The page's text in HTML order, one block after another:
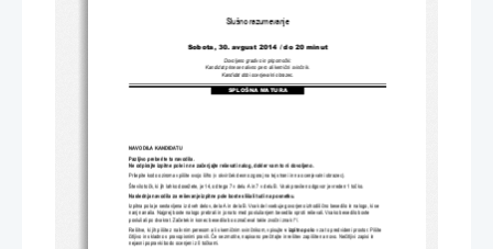
Slušno razumevanje
Dovoljeno gradivo in pripomočki:
Kandidat prinese nalivno pero ali kemični svinčnik.
Kandidat dobi ocenjevalni obrazec.
Sobota, 30. avgust 2014 / do 20 minut
SPLOŠNA MATURA
NAVODILA KANDIDATU
Pazljivo preberite ta navodila.
Ne odpirajte izpitne pole in ne začenjajte reševati nalog, dokler vam to ni dovoljeno.
Prilepite kodo oziroma vpišite svojo šifro (v okvirček desno zgoraj na tej strani in na ocenjevalni obrazec).
Število točk, ki jih lahko dosežete, je 14, od tega 7 v delu A in 7 v delu B. Vsak pravilen odgovor je vreden 1 točko.
Naslednja navodila za reševanje izpitne pole boste slišali tudi na posnetku.
Izpitna pola je sestavljena iz dveh delov, dela A in dela B. Vsak del vsebuje govorjeno izhodiščno besedilo in nalogo, ki se
nanj nanaša. Najprej boste nalogo prebrali in jo nato med poslušanjem besedila sproti reševali. Vsako besedilo boste
poslušali po dvakrat. Začetek in konec besedila bo označeval takle zvočni znak /*/.
Rešitve, ki jih pišite z nalivnim peresom ali s kemičnim svinčnikom, vpisujte v izpitno polov za to predvideni prostor. Pišite
čitljivo in skladno s pravopisnimi pravili. Če se zmotite, napisano preč rtajte in rešitev zapišite na novo. Nečitljivi zapisi in
nejasni popravki bodo ocenjeni z 0 točkami.